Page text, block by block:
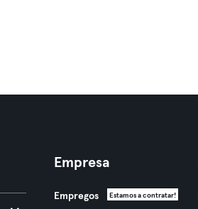
Empresa
Empregos Estamos a contratar!